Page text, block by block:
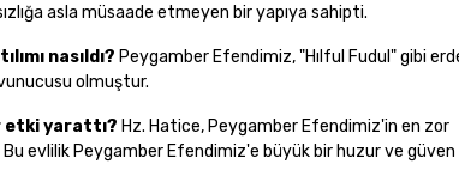
asla müsaade etmeyen bir yapıya sahipti.
nasıldı? Peygamber Efendimiz, "Hılful Fudul" gibi
olmuştur.
etki yarattı? Hz. Hatice, Peygamber Efendimiz'in en zor
evlilik Peygamber Efendimiz'e büyük bir huzur ve güven